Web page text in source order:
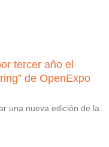
tercer año el
de OpenExpo
una nueva edición de la